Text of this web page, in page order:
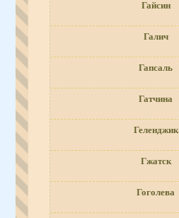
Гайсин
Галич
Гапсаль
Гатчина
Геленджик
Гжатск
Гоголева